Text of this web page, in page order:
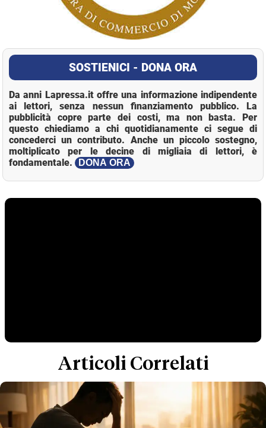
SOSTIENICI - DONA ORA
Da anni Lapressa.it offre una informazione indipendente
ai lettori, senza nessun finanziamento pubblico. La
pubblicità copre parte dei costi, ma non basta. Per
questo chiediamo a chi quotidianamente ci segue di
concederci un contributo. Anche un piccolo sostegno,
moltiplicato per le decine di migliaia di lettori, è
fondamentale.
DONA ORA
Articoli Correlati